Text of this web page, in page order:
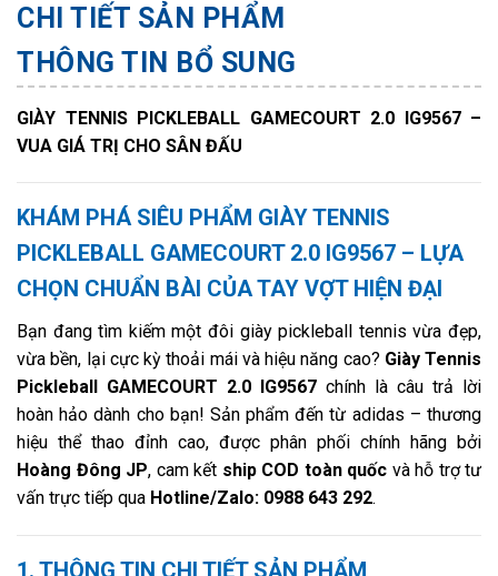
CHI TIẾT SẢN PHẨM
THÔNG TIN BỔ SUNG
GIÀY TENNIS PICKLEBALL GAMECOURT 2.0 IG9567 –
VUA GIÁ TRỊ CHO SÂN ĐẤU
KHÁM PHÁ SIÊU PHẨM GIÀY TENNIS
PICKLEBALL GAMECOURT 2.0 IG9567 – LỰA
CHỌN CHUẨN BÀI CỦA TAY VỢT HIỆN ĐẠI
Bạn đang tìm kiếm một đôi giày pickleball tennis vừa đẹp,
vừa bền, lại cực kỳ thoải mái và hiệu năng cao? Giày Tennis
Pickleball GAMECOURT 2.0 IG9567 chính là câu trả lời
hoàn hảo dành cho bạn! Sản phẩm đến từ adidas – thương
hiệu thể thao đỉnh cao, được phân phối chính hãng bởi
Hoàng Đông JP, cam kết ship COD toàn quốc và hỗ trợ tư
vấn trực tiếp qua Hotline/Zalo: 0988 643 292.